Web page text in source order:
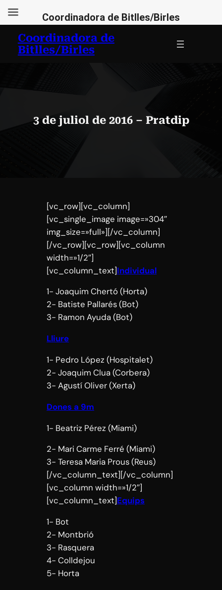
contingut
Coordinadora de
Bitlles/Birles
3 de juliol de 2016 – Pratdip
[vc_row][vc_column]
[vc_single_image image=»304″
img_size=»full»][/vc_column]
[/vc_row][vc_row][vc_column
width=»1/2″]
[vc_column_text]Individual
1- Joaquim Chertó (Horta)
2- Batiste Pallarés (Bot)
3- Ramon Ayuda (Bot)
Lliure
1- Pedro López (Hospitalet)
2- Joaquim Clua (Corbera)
3- Agustí Oliver (Xerta)
Dones a 9m
1- Beatriz Pérez (Miami)
2- Mari Carme Ferré (Miami)
3- Teresa Maria Prous (Reus)
[/vc_column_text][/vc_column]
[vc_column width=»1/2″]
[vc_column_text]Equips
1- Bot
2- Montbrió
3- Rasquera
4- Colldejou
5- Horta
Coordinadora de Bitlles/Birles